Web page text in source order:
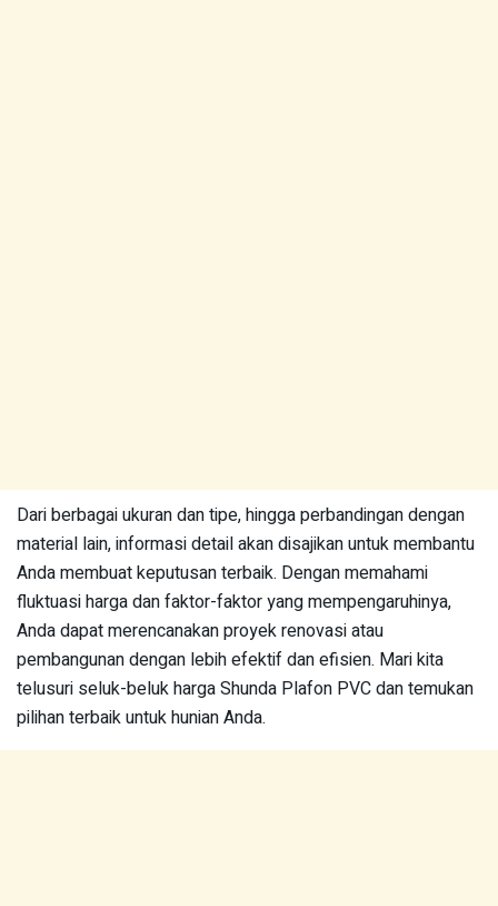
Dari berbagai ukuran dan tipe, hingga perbandingan dengan
material lain, informasi detail akan disajikan untuk membantu
Anda membuat keputusan terbaik. Dengan memahami
fluktuasi harga dan faktor-faktor yang mempengaruhinya,
Anda dapat merencanakan proyek renovasi atau
pembangunan dengan lebih efektif dan efisien. Mari kita
telusuri seluk-beluk harga Shunda Plafon PVC dan temukan
pilihan terbaik untuk hunian Anda.